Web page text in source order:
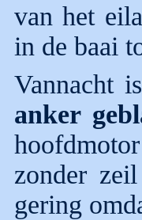
van het
in de baai
Vannacht
anker
zonder
gering